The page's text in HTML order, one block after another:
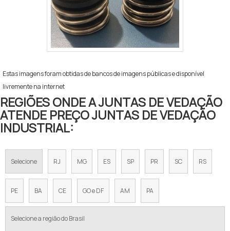
Estas imagens foram obtidas de bancos de imagens públicas e disponível
livremente na internet
REGIÕES ONDE A JUNTAS DE VEDAÇÃO
ATENDE PREÇO JUNTAS DE VEDAÇÃO
INDUSTRIAL:
Selecione RJ MG ES SP PR SC RS
PE BA CE GO e DF AM PA
Selecione a região do Brasil